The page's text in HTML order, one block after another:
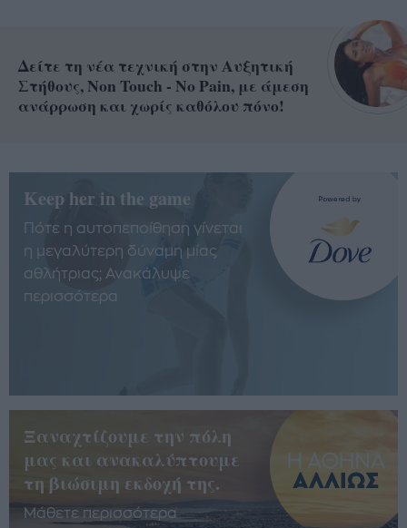
Δείτε τη νέα τεχνική στην Αυξητική
Στήθους, Non Touch - No Pain, με άμεση
ανάρρωση και χωρίς καθόλου πόνο!
Keep her in the game
Πότε η αυτοπεποίθηση γίνεται
η μεγαλύτερη δύναμη μίας
αθλήτριας; Ανακάλυψε
περισσότερα
Ξαναχτίζουμε την πόλη
μας και ανακαλύπτουμε
τη βιώσιμη εκδοχή της.
Μάθετε περισσότερα